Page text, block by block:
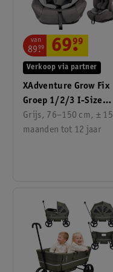
XAdventure Grow Fix
Groep 1/2/3 I-Size
Autostoel
Grijs, 76–150 cm, ± 15
maanden tot 12 jaar
Verkoop via partner
van
89.
99 69.
99